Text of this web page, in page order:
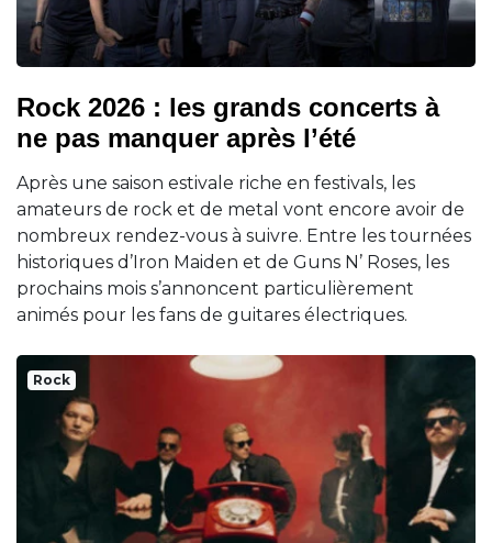
Rock 2026 : les grands concerts à
ne pas manquer après l’été
Après une saison estivale riche en festivals, les
amateurs de rock et de metal vont encore avoir de
nombreux rendez-vous à suivre. Entre les tournées
historiques d’Iron Maiden et de Guns N’ Roses, les
prochains mois s’annoncent particulièrement
animés pour les fans de guitares électriques.
Rock